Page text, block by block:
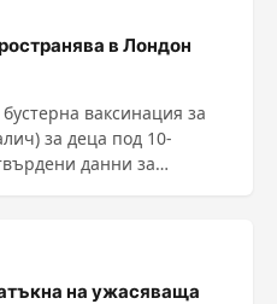
в Лондон
ваксинация за
за деца под 10-
данни за
на ужасяваща